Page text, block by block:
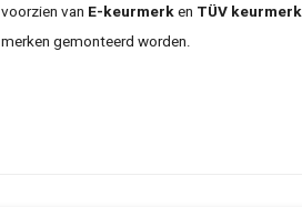
voorzien van E-keurmerken TÜV keurmerk
merken gemonteerd worden.